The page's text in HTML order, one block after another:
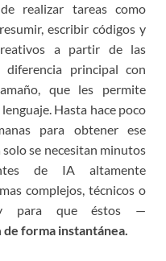
realizar tareas como
escribir códigos y
a partir de las
diferencia principal con
que les permite
Hasta hace poco
para obtener ese
se necesitan minutos
de IA altamente
complejos, técnicos o
y para que éstos —
de forma instantánea.